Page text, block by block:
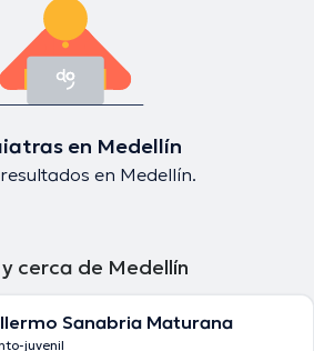
en Medellín
en Medellín.
cerca de Medellín
Sanabria Maturana
juvenil